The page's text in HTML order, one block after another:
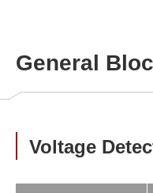
General
Voltage